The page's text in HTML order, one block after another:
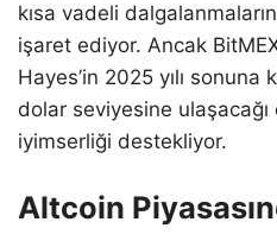
kısa vadeli
işaret ediyor. Ancak
Hayes’in 2025 yılı sonuna
dolar seviyesine
iyimserliği destekliyor.
Altcoin